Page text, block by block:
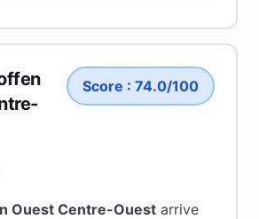
Score : 74.0/100
Ouest Centre-Ouest arrive